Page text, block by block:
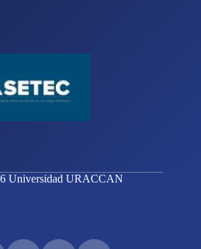
Universidad URACCAN